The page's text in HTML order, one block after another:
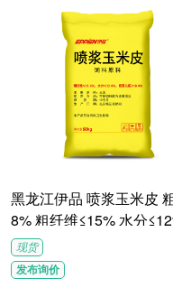
黑龙江伊品 喷浆玉米皮 粗蛋白≥1
8% 粗纤维≤15% 水分
G/袋饲料级褐色或浅褐
体
现货
发布询价